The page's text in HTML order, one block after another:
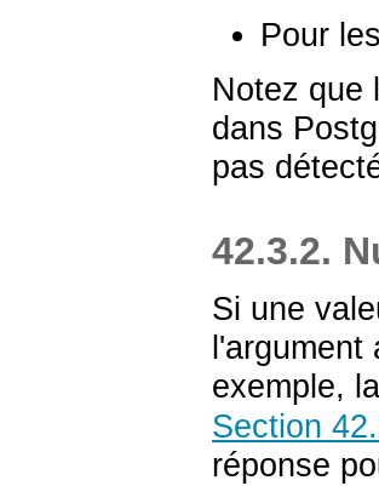
Pour
Notez que
dans
pas
42.3.2.
Si une
exemple,
Section
réponse